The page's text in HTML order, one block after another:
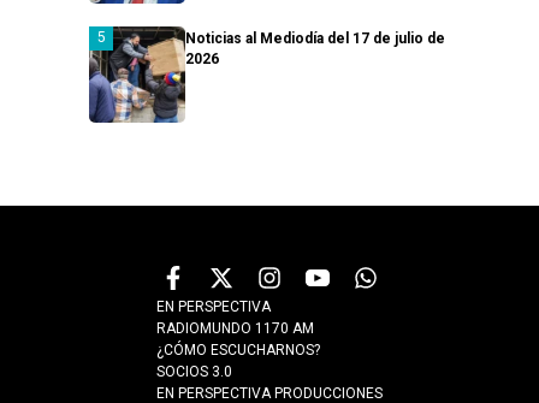
Noticias al Mediodía del 17 de julio de
2026
EN PERSPECTIVA
RADIOMUNDO 1170 AM
¿CÓMO ESCUCHARNOS?
SOCIOS 3.0
EN PERSPECTIVA PRODUCCIONES